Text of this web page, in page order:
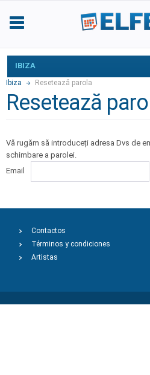
IBIZA
Ibiza Resetează parola
Resetează
Vă rugăm să introduceți adresa Dvs de
schimbare a parolei.
Email
Contactos
Términos y condiciones
Artistas